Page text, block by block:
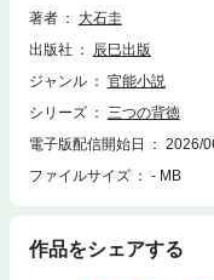
で、次第に僕は心を奪われ
著者
大石圭
出版社
辰巳出版
ジャンル
官能小説
シリーズ
三つの背徳
電子版配信開始日
2026/
ファイルサイズ
- MB
作品をシェアする